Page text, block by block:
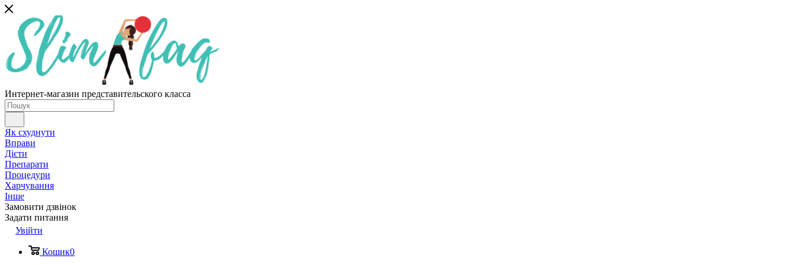
Интернет-магазин представительского класса
Як схуднути
Вправи
Дієти
Препарати
Процедури
Харчування
Інше
Замовити дзвінок
Задати питання
Увійти
Кошик0